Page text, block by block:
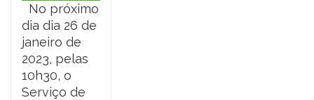
No próximo
dia dia 26 de
janeiro de
2023, pelas
10h30, o
Serviço de